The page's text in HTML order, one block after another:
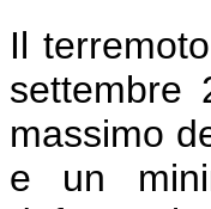
Il
settembre
massimo
e un